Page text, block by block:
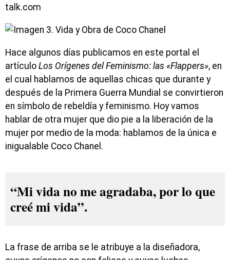
talk.com
Hace algunos días publicamos en este portal el
artículo Los Orígenes del Feminismo: las «Flappers», en
el cual hablamos de aquellas chicas que durante y
después de la Primera Guerra Mundial se convirtieron
en símbolo de rebeldía y feminismo. Hoy vamos
hablar de otra mujer que dio pie a la liberación de la
mujer por medio de la moda: hablamos de la única e
inigualable Coco Chanel.
“Mi vida no me agradaba, por lo que
creé mi vida”.
La frase de arriba se le atribuye a la diseñadora,